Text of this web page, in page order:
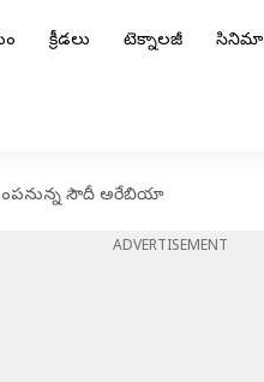
క్రీడలు టెక్నాలజీ సినిమా
సౌదీ అరేబియా
ADVERTISEMENT